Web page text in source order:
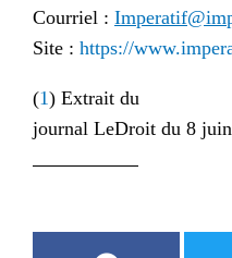
Courriel :
Site : https://
(1) Extrait du
journal LeDroit du 8 juin